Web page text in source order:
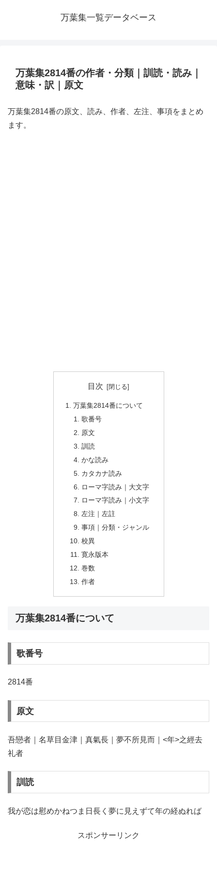
万葉集一覧データベース
万葉集2814番の作者・分類｜訓読・読み｜
意味・訳｜原文
万葉集2814番の原文、読み、作者、左注、事項をまとめ
ます。
目次
万葉集2814番について
歌番号
原文
訓読
かな読み
カタカナ読み
ローマ字読み｜大文字
ローマ字読み｜小文字
左注｜左註
事項｜分類・ジャンル
校異
寛永版本
巻数
作者
万葉集2814番について
歌番号
2814番
原文
吾戀者｜名草目金津｜真氣長｜夢不所見而｜<年>之經去
礼者
訓読
我が恋は慰めかねつま日長く夢に見えずて年の経ぬれば
スポンサーリンク